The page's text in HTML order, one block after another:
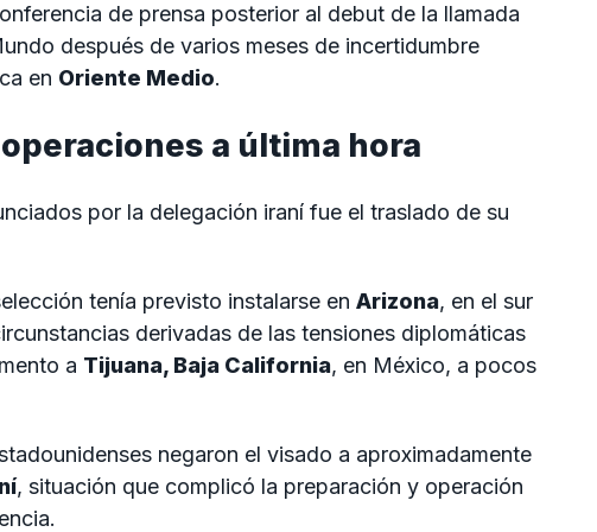
de prensa posterior al debut de la llamada
después de varios meses de incertidumbre
en Oriente Medio.
a última hora
por la delegación iraní fue el traslado de su
tenía previsto instalarse en Arizona, en el sur
derivadas de las tensiones diplomáticas
a Tijuana, Baja California, en México, a pocos
negaron el visado a aproximadamente
, situación que complicó la preparación y operación